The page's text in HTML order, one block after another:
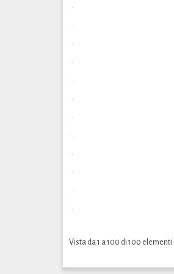
.
.
.
.
.
.
.
.
.
.
.
.
Vista da 1 a 100 di 100 elementi